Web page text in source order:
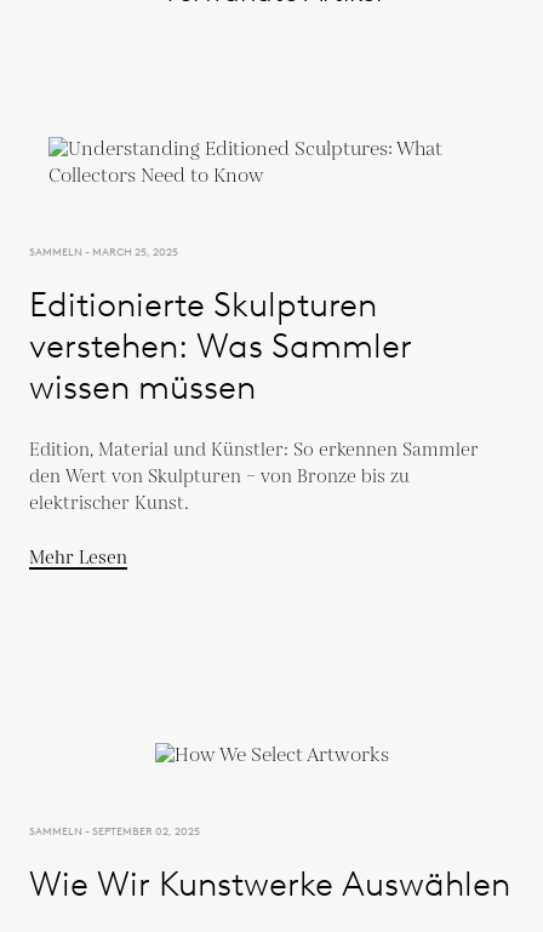
SAMMELN - MARCH 25, 2025
Editionierte Skulpturen
verstehen: Was Sammler
wissen müssen
Edition, Material und Künstler: So erkennen Sammler
den Wert von Skulpturen – von Bronze bis zu
elektrischer Kunst.
Mehr Lesen
SAMMELN - SEPTEMBER 02, 2025
Wie Wir Kunstwerke Auswählen